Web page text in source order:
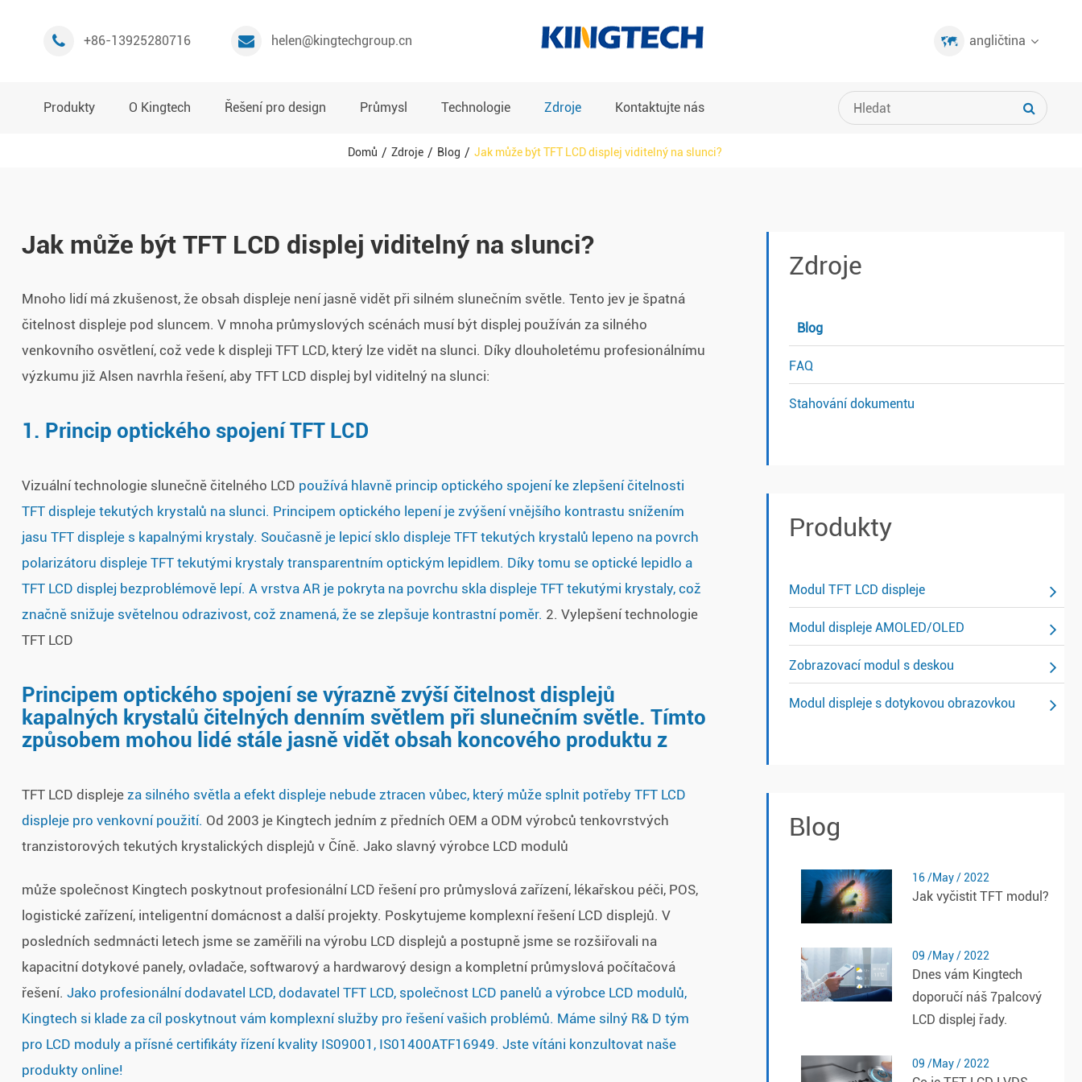
+86-13925280716 helen@kingtechgroup.cn angličtina
Produkty O Kingtech Řešení pro design Průmysl Technologie Zdroje Kontaktujte nás
Domů Zdroje Blog Jak může být TFT LCD displej viditelný na slunci?
Zdroje
Blog
FAQ
Stahování dokumentu
Produkty
Modul TFT LCD displeje
Modul displeje AMOLED/OLED
Zobrazovací modul s deskou
Modul displeje s dotykovou obrazovkou
Blog
16 /May / 2022
Jak vyčistit TFT modul?
09 /May / 2022
Dnes vám Kingtech
doporučí náš 7palcový
LCD displej řady.
09 /May / 2022
Jak může být TFT LCD displej viditelný na slunci?
Mnoho lidí má zkušenost, že obsah displeje není jasně vidět při silném slunečním světle. Tento jev je špatná
čitelnost displeje pod sluncem. V mnoha průmyslových scénách musí být displej používán za silného
venkovního osvětlení, což vede k displeji TFT LCD, který lze vidět na slunci. Díky dlouholetému profesionálnímu
výzkumu již Alsen navrhla řešení, aby TFT LCD displej byl viditelný na slunci:
1. Princip optického spojení TFT LCD
Vizuální technologie slunečně čitelného LCD používá hlavně princip optického spojení ke zlepšení čitelnosti
TFT displeje tekutých krystalů na slunci. Principem optického lepení je zvýšení vnějšího kontrastu snížením
jasu TFT displeje s kapalnými krystaly. Současně je lepicí sklo displeje TFT tekutých krystalů lepeno na povrch
polarizátoru displeje TFT tekutými krystaly transparentním optickým lepidlem. Díky tomu se optické lepidlo a
TFT LCD displej bezproblémově lepí. A vrstva AR je pokryta na povrchu skla displeje TFT tekutými krystaly, což
značně snižuje světelnou odrazivost, což znamená, že se zlepšuje kontrastní poměr. 2. Vylepšení technologie
TFT LCD
Principem optického spojení se výrazně zvýší čitelnost displejů
kapalných krystalů čitelných denním světlem při slunečním světle. Tímto
způsobem mohou lidé stále jasně vidět obsah koncového produktu z
TFT LCD displeje za silného světla a efekt displeje nebude ztracen vůbec, který může splnit potřeby TFT LCD
displeje pro venkovní použití. Od 2003 je Kingtech jedním z předních OEM a ODM výrobců tenkovrstvých
tranzistorových tekutých krystalických displejů v Číně. Jako slavný výrobce LCD modulů
může společnost Kingtech poskytnout profesionální LCD řešení pro průmyslová zařízení, lékařskou péči, POS,
logistické zařízení, inteligentní domácnost a další projekty. Poskytujeme komplexní řešení LCD displejů. V
posledních sedmnácti letech jsme se zaměřili na výrobu LCD displejů a postupně jsme se rozšiřovali na
kapacitní dotykové panely, ovladače, softwarový a hardwarový design a kompletní průmyslová počítačová
řešení. Jako profesionální dodavatel LCD, dodavatel TFT LCD, společnost LCD panelů a výrobce LCD modulů,
Kingtech si klade za cíl poskytnout vám komplexní služby pro řešení vašich problémů. Máme silný R& D tým
pro LCD moduly a přísné certifikáty řízení kvality IS09001, IS01400ATF16949. Jste vítáni konzultovat naše
produkty online!